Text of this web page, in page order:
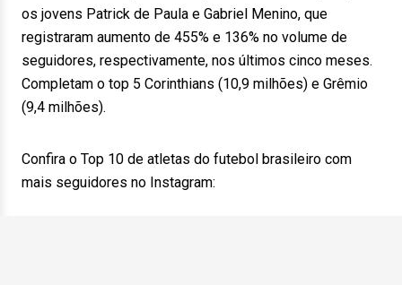
os jovens Patrick de Paula e Gabriel Menino, que
registraram aumento de 455% e 136% no volume de
seguidores, respectivamente, nos últimos cinco meses.
Completam o top 5 Corinthians (10,9 milhões) e Grêmio
(9,4 milhões).
Confira o Top 10 de atletas do futebol brasileiro com
mais seguidores no Instagram: